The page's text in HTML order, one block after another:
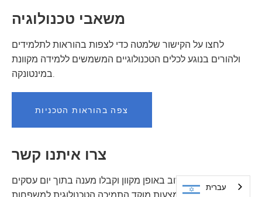
משאבי טכנולוגיה
לחצו על הקישור שלמטה כדי לצפות בהוראות לתלמידים
ולהורים בנוגע לכלים הטכנולוגיים המשמשים ללמידה מקוונת
במינטונקה.
צפה בהוראות הטכניות
צרו איתנו קשר
שלחו שאלות ומשוב באופן מקוון וקבלו מענה בתוך יום עסקים
אחד באמצעות מוקד התמיכה הטכנולוגית למשפחות.
עברית